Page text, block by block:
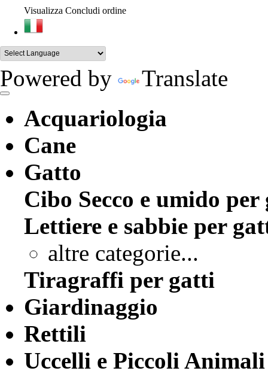
Visualizza Concludi ordine
Powered by
Translate
Acquariologia
Cane
Gatto
Cibo Secco e umido
Lettiere e sabbie per
altre categorie...
Tiragraffi per gatti
Giardinaggio
Rettili
Uccelli e Piccoli Animali